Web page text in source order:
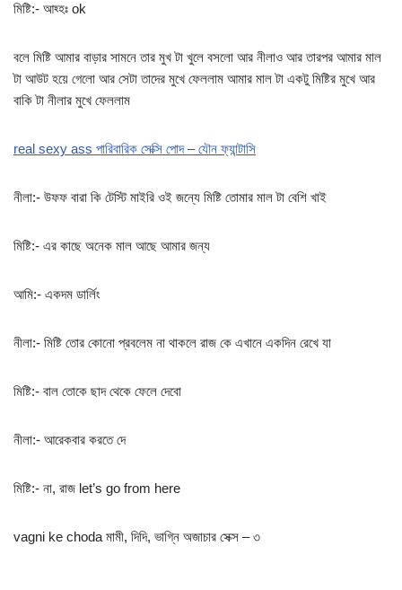
মিষ্টি:- আহ্হঃ ok
বলে মিষ্টি আমার বাড়ার সামনে তার মুখ টা খুলে বসলো আর নীলাও আর তারপর আমার মাল
টা আউট হয়ে গেলো আর সেটা তাদের মুখে ফেললাম আমার মাল টা একটু মিষ্টির মুখে আর
বাকি টা নীলার মুখে ফেললাম
real sexy ass পারিবারিক সেক্সি পোদ – যৌন ফ্যান্টাসি
নীলা:- উফফ বারা কি টেস্টি মাইরি ওই জন্যে মিষ্টি তোমার মাল টা বেশি খাই
মিষ্টি:- এর কাছে অনেক মাল আছে আমার জন্য
আমি:- একদম ডার্লিং
নীলা:- মিষ্টি তোর কোনো প্রবলেম না থাকলে রাজ কে এখানে একদিন রেখে যা
মিষ্টি:- বাল তোকে ছাদ থেকে ফেলে দেবো
নীলা:- আরেকবার করতে দে
মিষ্টি:- না, রাজ let’s go from here
vagni ke choda মামী, দিদি, ভাগ্নি অজাচার সেক্স – ৩